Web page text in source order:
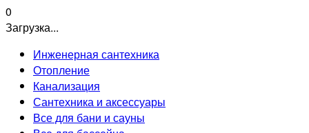
0
Загрузка...
Инженерная сантехника
Отопление
Канализация
Сантехника и аксессуары
Все для бани и сауны